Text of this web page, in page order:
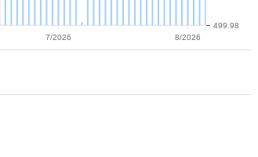
7/2026 8/2026
499.98